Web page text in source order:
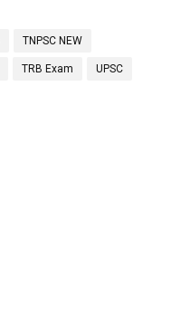
TNPSC NEW
TRB Exam UPSC